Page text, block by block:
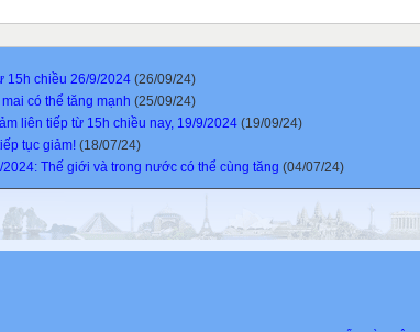
15h chiều 26/9/2024 (26/09/24)
có thể tăng mạnh (25/09/24)
liên tiếp từ 15h chiều nay, 19/9/2024 (19/09/24)
tục giảm! (18/07/24)
Thế giới và trong nước có thể cùng tăng (04/07/24)